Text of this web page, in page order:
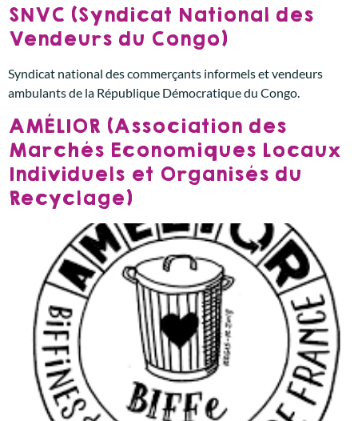
SNVC (Syndicat National des
Vendeurs du Congo)
Syndicat national des commerçants informels et vendeurs
ambulants de la République Démocratique du Congo.
AMÉLIOR (Association des
Marchés Economiques Locaux
Individuels et Organisés du
Recyclage)